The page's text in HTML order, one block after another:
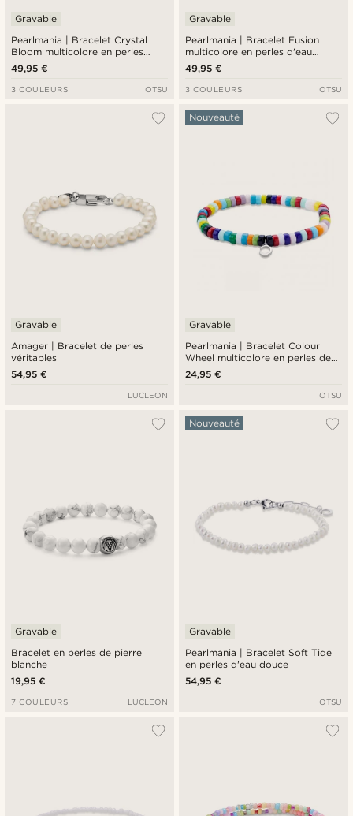
Pearlmania | Bracelet Crystal
Bloom multicolore en perles
d'eau douce et perles en verre
Gravable
49,95 €
3 COULEURS OTSU
Pearlmania | Bracelet Fusion
multicolore en perles d'eau
douce & perles de verre
Gravable
49,95 €
3 COULEURS OTSU
Amager | Bracelet de perles
véritables
Gravable
54,95 €
LUCLEON
Pearlmania | Bracelet Colour
Wheel multicolore en perles de
verre
Nouveauté
Gravable
24,95 €
OTSU
Bracelet en perles de pierre
blanche
Gravable
19,95 €
7 COULEURS LUCLEON
Pearlmania | Bracelet Soft Tide
en perles d'eau douce
Nouveauté
Gravable
54,95 €
OTSU